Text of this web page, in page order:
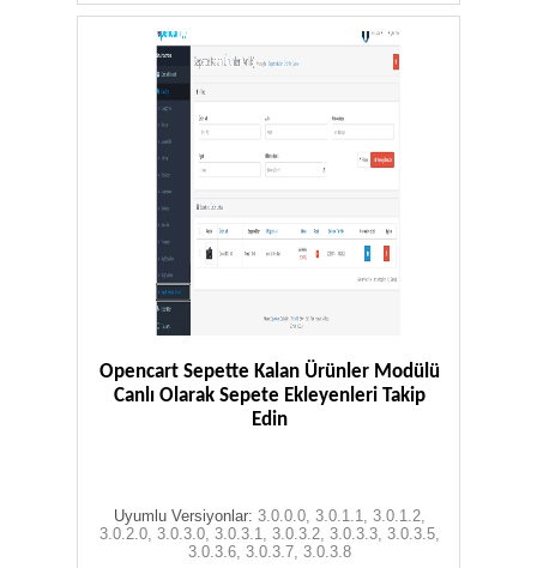
Opencart Sepette Kalan Ürünler Modülü
Canlı Olarak Sepete Ekleyenleri Takip
Edin
Uyumlu Versiyonlar: 3.0.0.0, 3.0.1.1, 3.0.1.2,
3.0.2.0, 3.0.3.0, 3.0.3.1, 3.0.3.2, 3.0.3.3, 3.0.3.5,
3.0.3.6, 3.0.3.7, 3.0.3.8